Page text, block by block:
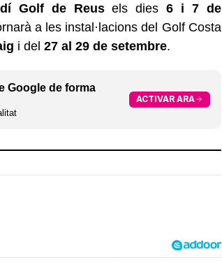
Golf de Reusels dies6 i 7 de
a les instal·lacions del Golf Costa
i del 27 al 29 de setembre.
Google de forma
ACTIVAR ARA